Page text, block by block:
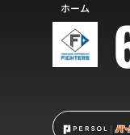
ホーム